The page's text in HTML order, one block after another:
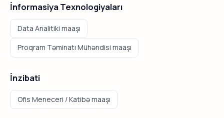
İnformasiya Texnologiyaları
Data Analitiki maaşı
Proqram Təminatı Mühəndisi maaşı
İnzibati
Ofis Meneceri / Katibə maaşı